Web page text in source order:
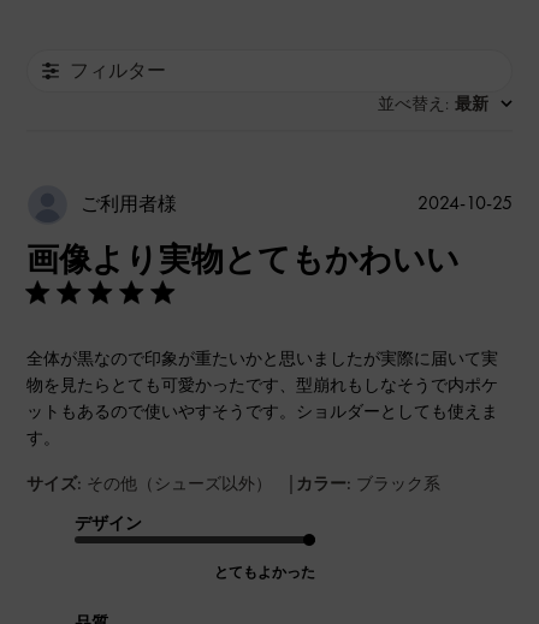
フィルター
並べ替え : 最新
ご利用者様
画像より実物とてもかわいい
全体が黒なので印象が重たいかと思いましたが実際に届いて実
物を見たらとても可愛かったです、型崩れもしなそうで内ポケ
ットもあるので使いやすそうです。ショルダーとしても使えま
す。
サイズ: その他（シューズ以外） | カラー: ブラック系
デザイン
とてもよかった
公
2024-10-25